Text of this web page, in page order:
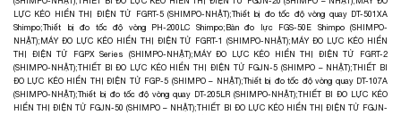
LỰC KÉO HIỂN THỊ ĐIỆN TỬ FGRT-5 (SHIMPO-NHẬT);Thiết bị đo tốc độ vòng quay DT-501XA
Shimpo;Thiết bị đo tốc độ vòng PH-200LC Shimpo;Bàn đo lực FGS-50E Shimpo (SHIMPO-
NHẬT);MÁY ĐO LỰC KÉO HIỂN THỊ ĐIỆN TỬ FGRT-1 (SHIMPO-NHẬT);MÁY ĐO LỰC KÉO HIỂN
THỊ ĐIỆN TỬ FGPX Series (SHIMPO-NHẬT);MÁY ĐO LỰC KÉO HIỂN THỊ ĐIỆN TỬ FGRT-2
(SHIMPO-NHẬT);THIẾT BI ĐO LỰC KÉO HIỂN THỊ ĐIỆN TỬ FGJN-5 (SHIMPO – NHẬT);THIẾT BI
ĐO LỰC KÉO HIỂN THỊ ĐIỆN TỬ FGP-5 (SHIMPO – NHẬT);Thiết bị đo tốc độ vòng quay DT-107A
(SHIMPO-NHẬT);Thiết bị đo tốc độ vòng quay DT-205LR (SHIMPO-NHẬT);THIẾT BI ĐO LỰC KÉO
HIỂN THỊ ĐIỆN TỬ FGJN-50 (SHIMPO – NHẬT);THIẾT BI ĐO LỰC KÉO HIỂN THỊ ĐIỆN TỬ FGJN-